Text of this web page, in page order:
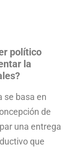
político
la
se basa en
de
una entrega
que